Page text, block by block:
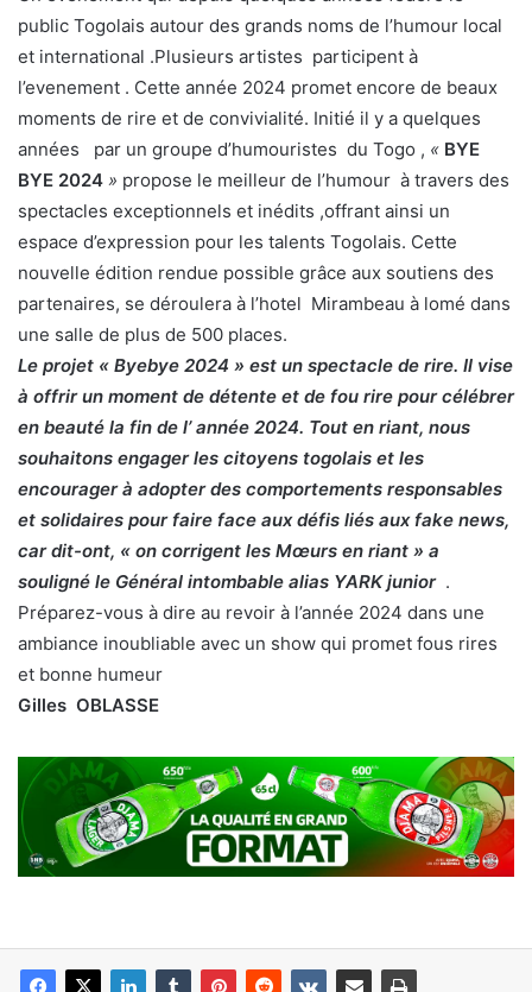
public Togolais autour des grands noms de l’humour local
et international .Plusieurs artistes participent à
l’evenement . Cette année 2024 promet encore de beaux
moments de rire et de convivialité. Initié il y a quelques
années par un groupe d’humouristes du Togo , « BYE
BYE 2024 » propose le meilleur de l’humour à travers des
spectacles exceptionnels et inédits ,offrant ainsi un
espace d’expression pour les talents Togolais. Cette
nouvelle édition rendue possible grâce aux soutiens des
partenaires, se déroulera à l’hotel Mirambeau à lomé dans
une salle de plus de 500 places.
Le projet « Byebye 2024 » est un spectacle de rire. Il vise
à offrir un moment de détente et de fou rire pour célébrer
en beauté la fin de l’ année 2024. Tout en riant, nous
souhaitons engager les citoyens togolais et les
encourager à adopter des comportements responsables
et solidaires pour faire face aux défis liés aux fake news,
car dit-ont, « on corrigent les Mœurs en riant » a
souligné le Général intombable alias YARK junior .
Préparez-vous à dire au revoir à l’année 2024 dans une
ambiance inoubliable avec un show qui promet fous rires
et bonne humeur
Gilles OBLASSE